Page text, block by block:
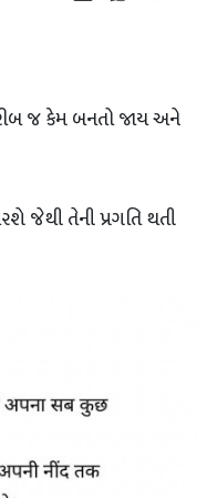
જ કેમ બનતો જાય અને
જેથી તેની પ્રગતિ થતી
વલણ થાશે અને તેની